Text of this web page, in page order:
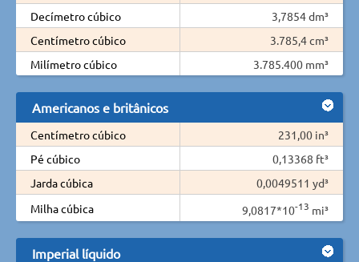
Decímetro cúbico
3,7854 dm³
Centímetro cúbico
3.785,4 cm³
Milímetro cúbico
3.785.400 mm³
Americanos e britânicos
Centímetro cúbico
231,00 in³
Pé cúbico
0,13368 ft³
Jarda cúbica
0,0049511 yd³
Milha cúbica
9,0817*10-13 mi³
Imperial líquido